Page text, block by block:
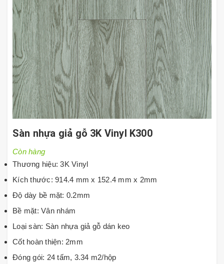
Sàn nhựa giả gỗ 3K Vinyl K300
Còn hàng
Thương hiệu: 3K Vinyl
Kích thước: 914.4 mm x 152.4 mm x 2mm
Độ dày bề mặt: 0.2mm
Bề mặt: Vân nhám
Loại sàn: Sàn nhựa giả gỗ dán keo
Cốt hoàn thiện: 2mm
Đóng gói: 24 tấm, 3.34 m2/hộp